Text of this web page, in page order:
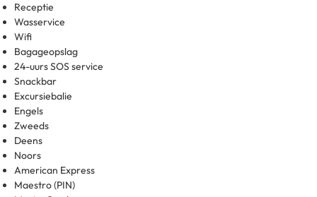
Receptie
Wasservice
Wifi
Bagageopslag
24-uurs SOS service
Snackbar
Excursiebalie
Engels
Zweeds
Deens
Noors
American Express
Maestro (PIN)